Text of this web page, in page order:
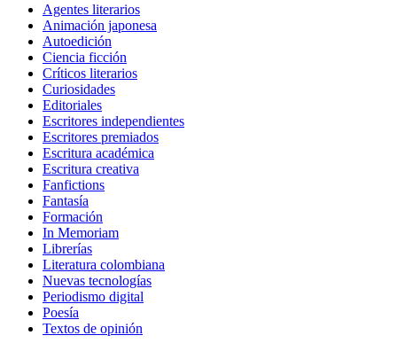
Agentes literarios
Animación japonesa
Autoedición
Ciencia ficción
Críticos literarios
Curiosidades
Editoriales
Escritores independientes
Escritores premiados
Escritura académica
Escritura creativa
Fanfictions
Fantasía
Formación
In Memoriam
Librerías
Literatura colombiana
Nuevas tecnologías
Periodismo digital
Poesía
Textos de opinión